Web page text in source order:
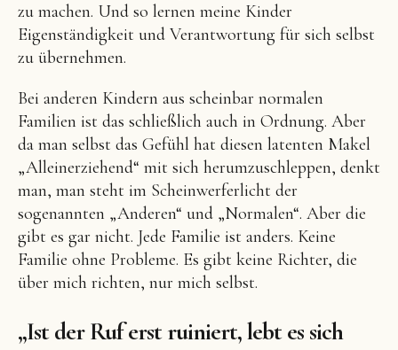
zu machen. Und so lernen meine Kinder
Eigenständigkeit und Verantwortung für sich selbst
zu übernehmen.
Bei anderen Kindern aus scheinbar normalen
Familien ist das schließlich auch in Ordnung. Aber
da man selbst das Gefühl hat diesen latenten Makel
„Alleinerziehend“ mit sich herumzuschleppen, denkt
man, man steht im Scheinwerferlicht der
sogenannten „Anderen“ und „Normalen“. Aber die
gibt es gar nicht. Jede Familie ist anders. Keine
Familie ohne Probleme. Es gibt keine Richter, die
über mich richten, nur mich selbst.
„Ist der Ruf erst ruiniert, lebt es sich